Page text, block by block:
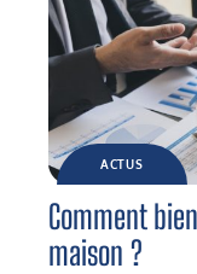
ACTUS
Comment
maison ?